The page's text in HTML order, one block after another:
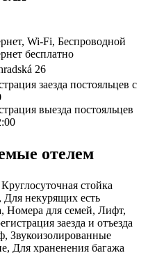
Wi-Fi, Беспроводной
бесплатно
26
заезда постояльцев с
выезда постояльцев
отелем
стойка
Для некурящих есть
Номера для семей, Лифт,
заезда и отъезда
Звукоизолированные
Для храненения багажа